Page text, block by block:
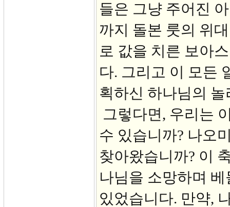
들은 그냥 주어진
까지 돌본 룻의 위
로 값을 치른 보아
다. 그리고 이 모든
획하신 하나님의
그렇다면, 우리는
수 있습니까? 나오
찾아왔습니까? 이
나님을 소망하며
있었습니다. 만약,